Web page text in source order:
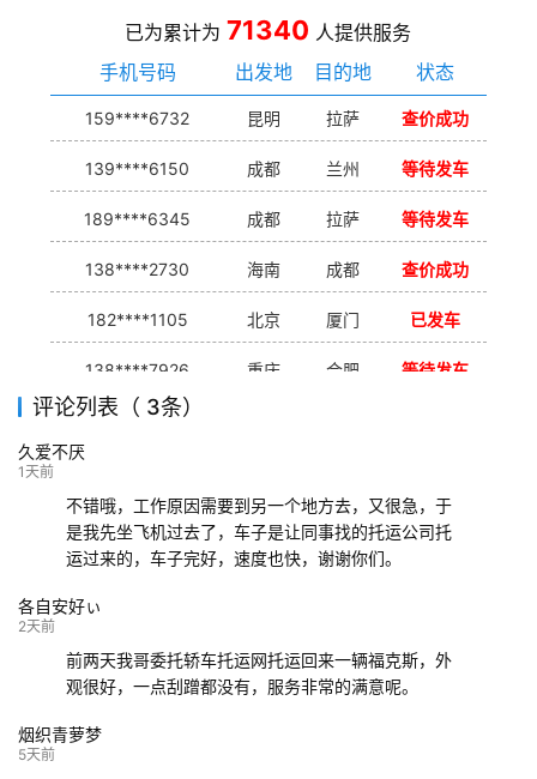
已为累计为 71340 人提供服务
手机号码
出发地 目的地 状态
159****6732 昆明 拉萨 查价成功
139****6150 成都 兰州 等待发车
189****6345 成都 拉萨 等待发车
138****2730 海南 成都 查价成功
182****1105 北京 厦门 已发车
138****7926 重庆 合肥 等待发车
139****9233
评论列表（ 3条）
久爱不厌
1天前
不错哦，工作原因需要到另一个地方去，又很急，于
是我先坐飞机过去了，车子是让同事找的托运公司托
运过来的，车子完好，速度也快，谢谢你们。
各自安好ぃ
2天前
前两天我哥委托轿车托运网托运回来一辆福克斯，外
观很好，一点刮蹭都没有，服务非常的满意呢。
烟织青萝梦
5天前